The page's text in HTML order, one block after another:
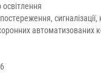
автоматизованих